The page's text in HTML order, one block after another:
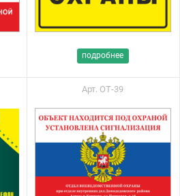
подробнее
Арт. ОТ-39